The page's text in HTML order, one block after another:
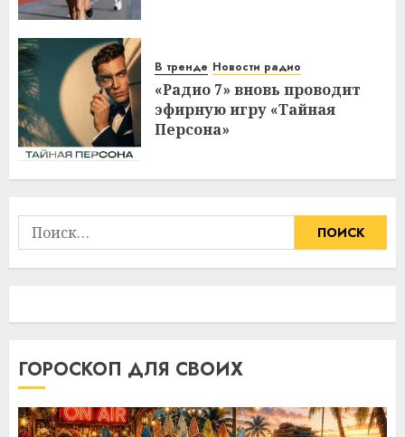
В тренде Новости радио
«Радио 7» вновь проводит
эфирную игру «Тайная
Персона»
Найти:
ГОРОСКОП ДЛЯ СВОИХ